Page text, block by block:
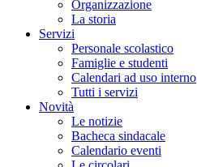
Organizzazione
La storia
Servizi
Personale scolastico
Famiglie e studenti
Calendari ad uso interno
Tutti i servizi
Novità
Le notizie
Bacheca sindacale
Calendario eventi